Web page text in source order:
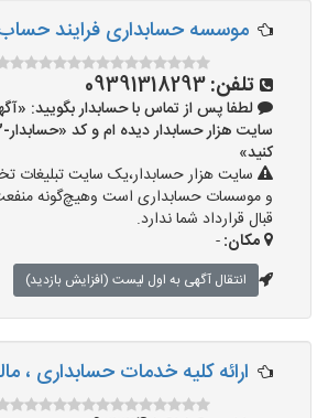
موسسه حسابداری فرایند
تلفن:09391318293
لطفا پس از تماس با حسابدار بگویید:
کنید»
سایت هزار حسابدار،یک سایت تبلیغات
و موسسات حسابداری است وهیچ‌گونه
قبال قرارداد شما ندارد.
مکان:-
انتقال آگهی به اول لیست (افزایش بازدید)
ارائه کلیه خدمات حسابداری ،